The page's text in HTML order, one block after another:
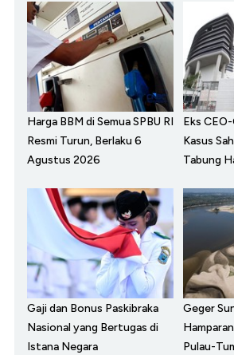
Harga BBM di Semua SPBU RI
Resmi Turun, Berlaku 6
Agustus 2026
Eks
Kasus
Tabung
Gaji dan Bonus Paskibraka
Nasional yang Bertugas di
Istana Negara
Geger
Pulau-